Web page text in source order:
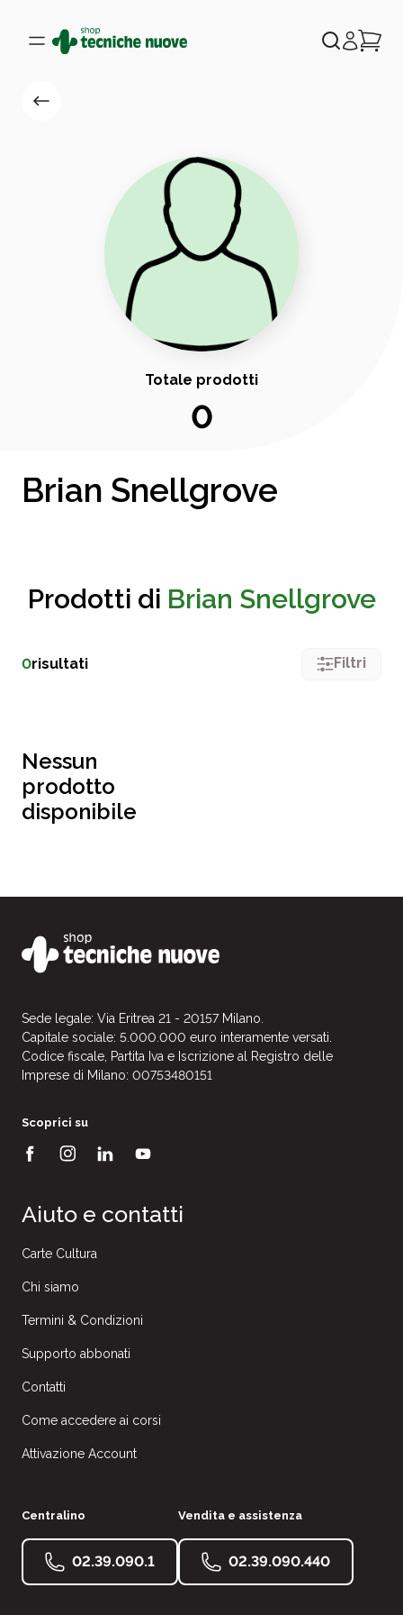
Totale prodotti
0
Brian Snellgrove
Prodotti di Brian Snellgrove
0risultati Filtri
Nessun
prodotto
disponibile
Sede legale: Via Eritrea 21 - 20157 Milano.
Capitale sociale: 5.000.000 euro interamente versati.
Codice fiscale, Partita Iva e Iscrizione al Registro delle
Imprese di Milano: 00753480151
Scoprici su
Aiuto e contatti
Carte Cultura
Chi siamo
Termini & Condizioni
Supporto abbonati
Contatti
Come accedere ai corsi
Attivazione Account
Centralino
02.39.090.1
Vendita e assistenza
02.39.090.440